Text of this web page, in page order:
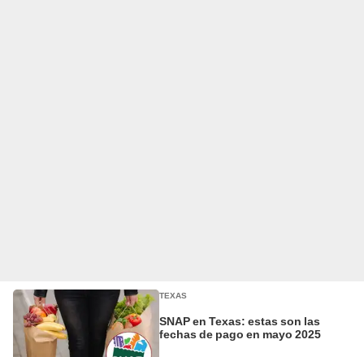
TEXAS
SNAP en Texas: estas son las
fechas de pago en mayo 2025